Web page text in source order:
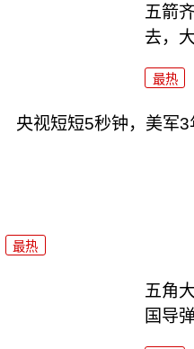
五箭
去，
最热
央视短短5秒钟，美军
最热
五角
国导